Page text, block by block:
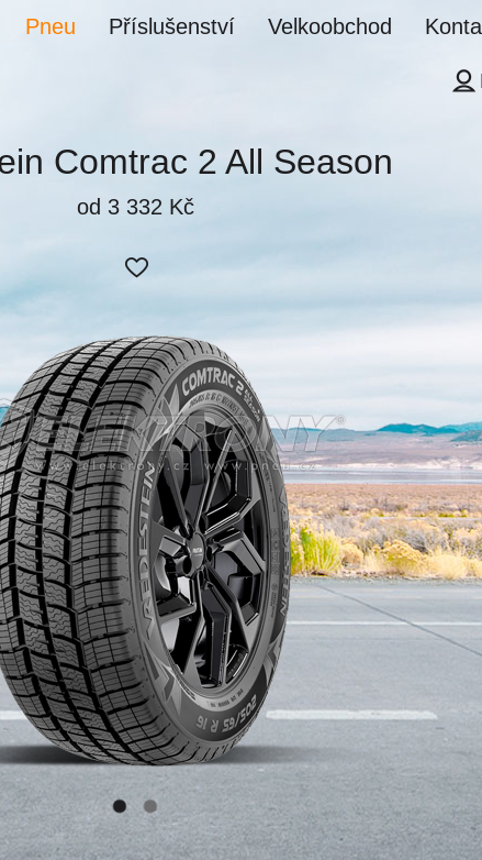
Velkoobchod
Příslušenství
Pneu
Comtrac 2 All Season
od 3 332 Kč